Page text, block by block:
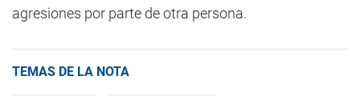
agresiones por parte de otra persona.
TEMAS DE LA NOTA